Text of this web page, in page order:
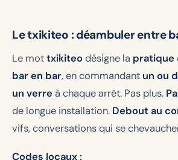
Le txikiteo : déambuler entre
Le mottxikiteodésigne la pratique
bar en bar, en commandant un ou
un verre à chaque arrêt. Pas plus.
de longue installation. Debout au
vifs, conversations qui se
Codes locaux :